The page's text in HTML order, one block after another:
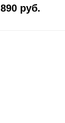
890 руб.